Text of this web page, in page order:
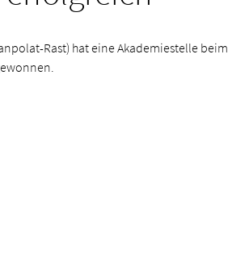
Rast) hat eine Akademiestelle beim